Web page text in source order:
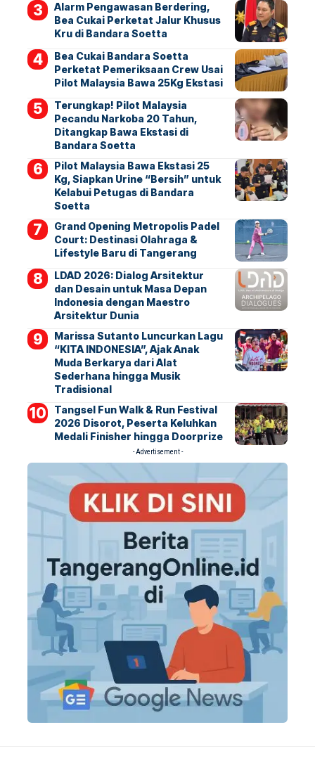
Alarm Pengawasan Berdering,
Bea Cukai Perketat Jalur Khusus
Kru di Bandara Soetta
Bea Cukai Bandara Soetta
Perketat Pemeriksaan Crew Usai
Pilot Malaysia Bawa 25Kg Ekstasi
Terungkap! Pilot Malaysia
Pecandu Narkoba 20 Tahun,
Ditangkap Bawa Ekstasi di
Bandara Soetta
Pilot Malaysia Bawa Ekstasi 25
Kg, Siapkan Urine “Bersih” untuk
Kelabui Petugas di Bandara
Soetta
Grand Opening Metropolis Padel
Court: Destinasi Olahraga &
Lifestyle Baru di Tangerang
LDAD 2026: Dialog Arsitektur
dan Desain untuk Masa Depan
Indonesia dengan Maestro
Arsitektur Dunia
Marissa Sutanto Luncurkan Lagu
“KITA INDONESIA”, Ajak Anak
Muda Berkarya dari Alat
Sederhana hingga Musik
Tradisional
Tangsel Fun Walk & Run Festival
2026 Disorot, Peserta Keluhkan
Medali Finisher hingga Doorprize
- Advertisement -